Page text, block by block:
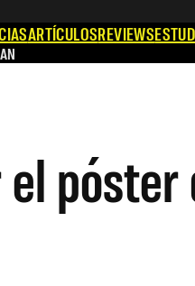
ARTÍCULOSREVIEWS
póster